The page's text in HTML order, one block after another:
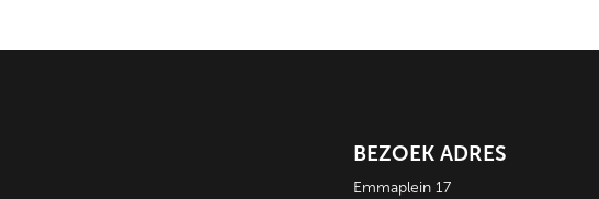
BEZOEK ADRES
Emmaplein 17